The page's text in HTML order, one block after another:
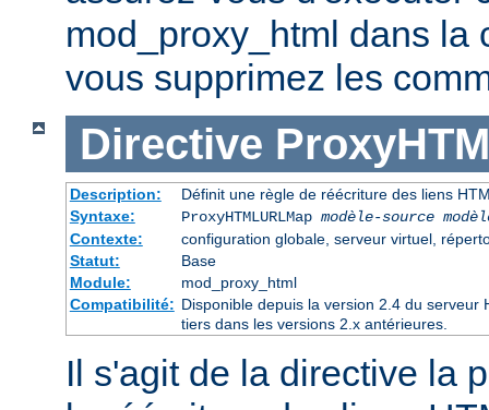
mod_proxy_html dans la
vous supprimez les
Directive
Description:
Définit une règle de réécriture des liens
Syntaxe:
ProxyHTMLURLMap modèle-source
Contexte:
configuration globale, serveur virtuel,
Statut:
Base
Module:
mod_proxy_html
Compatibilité: Disponible depuis la version 2.4 du serveur
tiers dans les versions 2.x antérieures.
Il s'agit de la directive la